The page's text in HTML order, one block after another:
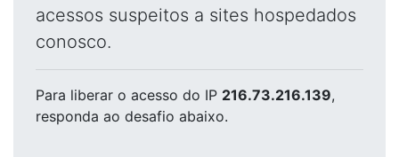
acessos suspeitos a sites hospedados
conosco.
Para liberar o acesso do IP 216.73.216.139,
responda ao desafio abaixo.